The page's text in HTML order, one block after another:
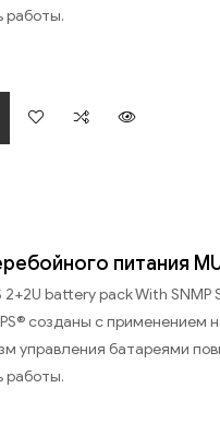
работы.
питания
2+2U battery pack With
созданы с применением
управления батареями
работы.